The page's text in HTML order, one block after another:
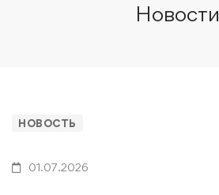
Новости
НОВОСТЬ
01.07.2026